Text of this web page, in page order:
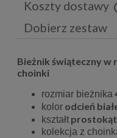
Koszty dostawy
Cena nie zawiera
Dobierz zestaw
Bieżnik świąteczny w
choinki
rozmiar bieżnika
kolor odcień
kształt
kolekcja z